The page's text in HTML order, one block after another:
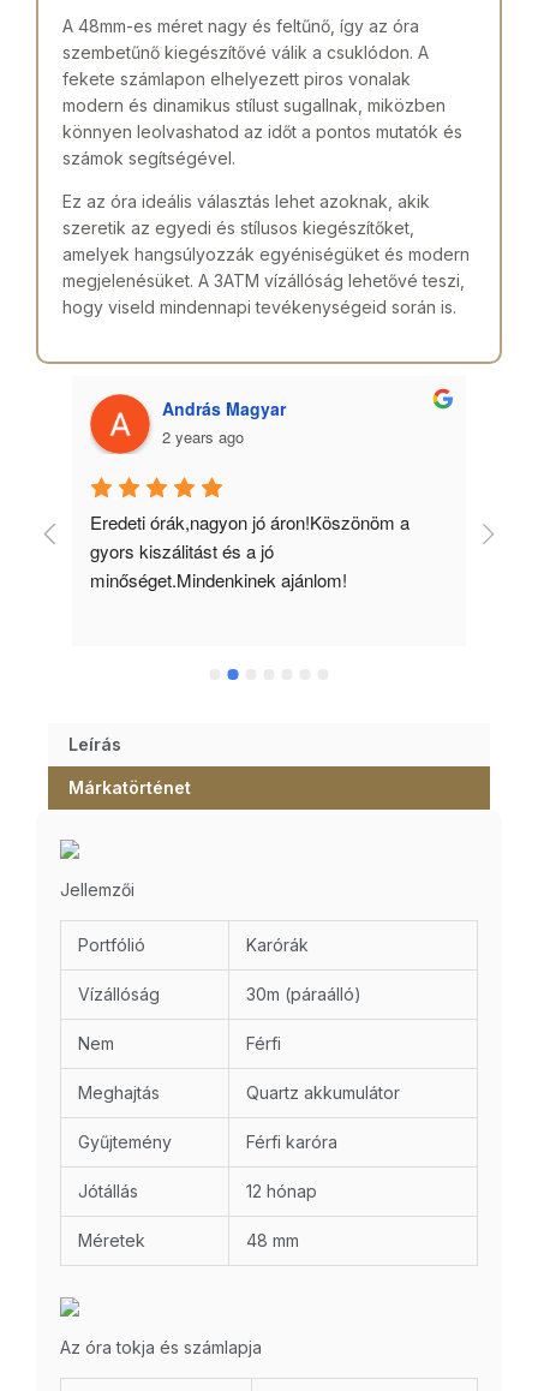
A 48mm-es méret nagy és feltűnő, így az óra
szembetűnő kiegészítővé válik a csuklódon. A
fekete számlapon elhelyezett piros vonalak
modern és dinamikus stílust sugallnak, miközben
könnyen leolvashatod az időt a pontos mutatók és
számok segítségével.
Ez az óra ideális választás lehet azoknak, akik
szeretik az egyedi és stílusos kiegészítőket,
amelyek hangsúlyozzák egyéniségüket és modern
megjelenésüket. A 3ATM vízállóság lehetővé teszi,
hogy viseld mindennapi tevékenységeid során is.
András Magyar
2 years ago
Eredeti órák,nagyon jó áron!Köszönöm a
gyors kiszálitást és a jó
minőséget.Mindenkinek ajánlom!
Leírás
Márkatörténet
Jellemzői
Portfólió Karórák
Vízállóság 30m (páraálló)
Nem Férfi
Meghajtás Quartz akkumulátor
Gyűjtemény Férfi karóra
Jótállás 12 hónap
Méretek 48 mm
Az óra tokja és számlapja